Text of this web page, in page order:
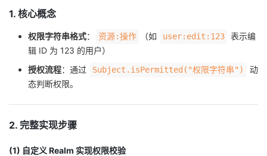
者
我
的
博
我
的
我
1. 核心概念
权限字符串格式： 资源:操作 （如 user:edit:123
表示编
辑 ID 为 123 的用户）
授权流程：通过 Subject.isPermitted("权限字符串")
动
态判断权限。
2. 完整实现步骤
(1) 自定义 Realm 实现权限校验